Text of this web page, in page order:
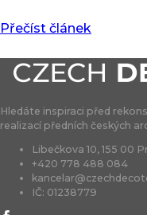
Přečíst článek
Hledáte inspiraci před
realizací předních českých
Libečkova 10, 155 00
+420 778 488 084
IČ: 01238779